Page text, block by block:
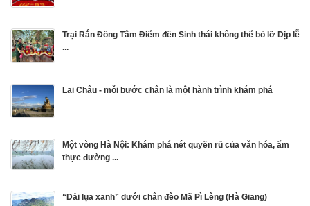
Trại Rắn Đồng Tâm Điểm đến Sinh thái không thể bỏ lỡ Dịp lễ
...
Lai Châu - mỗi bước chân là một hành trình khám phá
Một vòng Hà Nội: Khám phá nét quyến rũ của văn hóa, ẩm
thực đường ...
“Dải lụa xanh” dưới chân đèo Mã Pì Lèng (Hà Giang)